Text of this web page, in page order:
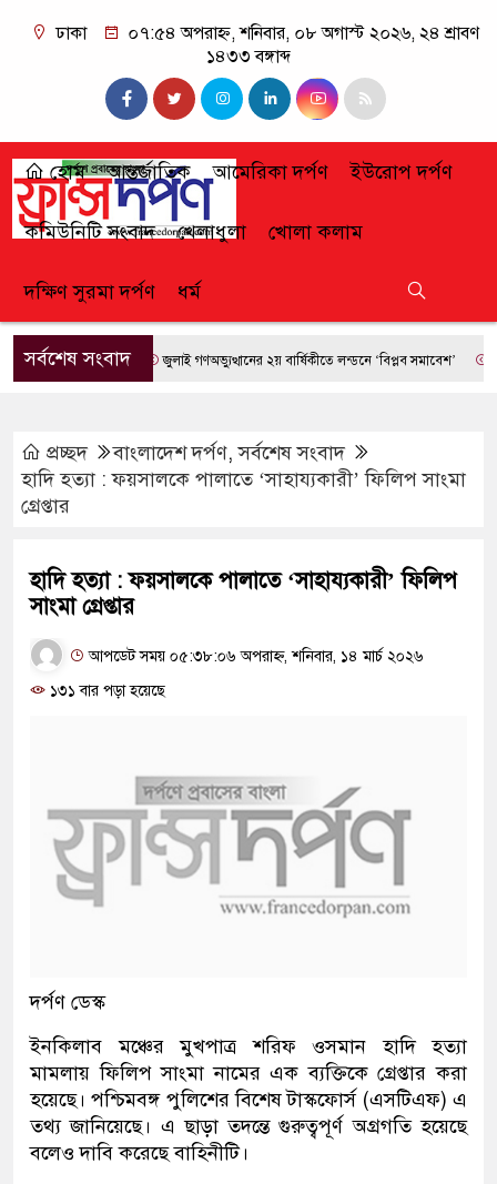
ঢাকা
০৭:৫৪ অপরাহ্ন, শনিবার, ০৮ অগাস্ট ২০২৬, ২৪ শ্রাবণ
১৪৩৩ বঙ্গাব্দ
হোম আন্তর্জাতিক আমেরিকা দর্পণ ইউরোপ দর্পণ
কমিউনিটি সংবাদ খেলাধুলা খোলা কলাম
দক্ষিণ সুরমা দর্পণ ধর্ম
সর্বশেষ সংবাদজুলাই গণঅভ্যুত্থানের ২য় বার্ষিকীতে লন্ডনে ‘বিপ্লব সমাবেশ’ ফ্রান্সে
প্রচ্ছদ বাংলাদেশ দর্পণ,সর্বশেষ সংবাদ
হাদি হত্যা : ফয়সালকে পালাতে ‘সাহায্যকারী’ ফিলিপ সাংমা
গ্রেপ্তার
হাদি হত্যা : ফয়সালকে পালাতে ‘সাহায্যকারী’ ফিলিপ
সাংমা গ্রেপ্তার
আপডেট সময় ০৫:৩৮:০৬ অপরাহ্ন, শনিবার, ১৪ মার্চ ২০২৬
১৩১ বার পড়া হয়েছে
দর্পণ ডেস্ক
ইনকিলাব মঞ্চের মুখপাত্র শরিফ ওসমান হাদি হত্যা
মামলায় ফিলিপ সাংমা নামের এক ব্যক্তিকে গ্রেপ্তার করা
হয়েছে। পশ্চিমবঙ্গ পুলিশের বিশেষ টাস্কফোর্স (এসটিএফ) এ
তথ্য জানিয়েছে। এ ছাড়া তদন্তে গুরুত্বপূর্ণ অগ্রগতি হয়েছে
বলেও দাবি করেছে বাহিনীটি।